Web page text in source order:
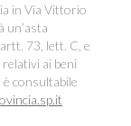
in Via Vittorio
un’asta
73, lett. C, e
ai beni
è consultabile